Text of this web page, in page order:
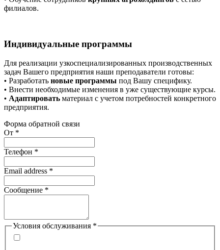
филиалов.
Индивидуальные программы
Для реализации узкоспециализированных производственных
задач Вашего предприятия наши преподаватели готовы:
• Разработать новые программы под Вашу специфику.
• Внести необходимые изменения в уже существующие курсы.
• Адаптировать материал с учетом потребностей конкретного
предприятия.
Форма обратной связи
От *
Телефон *
Email address *
Сообщение *
Условия обслуживания *